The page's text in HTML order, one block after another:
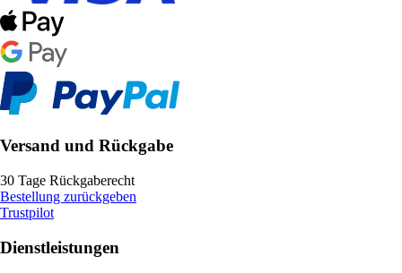
Versand und Rückgabe
30 Tage Rückgaberecht
Bestellung zurückgeben
Trustpilot
Dienstleistungen